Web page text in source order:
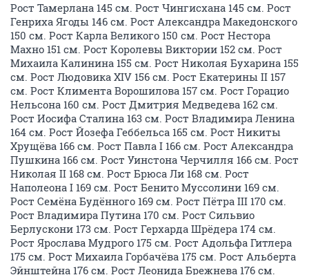
Рост Тамерлана 145 см. Рост Чингисхана 145 см. Рост
Генриха Ягоды 146 см. Рост Александра Македонского
150 см. Рост Карла Великого 150 см. Рост Нестора
Махно 151 см. Рост Королевы Виктории 152 см. Рост
Михаила Калинина 155 см. Рост Николая Бухарина 155
см. Рост Людовика XIV 156 см. Рост Екатерины II 157
см. Рост Климента Ворошилова 157 см. Рост Горацио
Нельсона 160 см. Рост Дмитрия Медведева 162 см.
Рост Иосифа Сталина 163 см. Рост Владимира Ленина
164 см. Рост Йозефа Геббельса 165 см. Рост Никиты
Хрущёва 166 см. Рост Павла I 166 см. Рост Александра
Пушкина 166 см. Рост Уинстона Черчилля 166 см. Рост
Николая II 168 см. Рост Брюса Ли 168 см. Рост
Наполеона I 169 см. Рост Бенито Муссолини 169 см.
Рост Семёна Будённого 169 см. Рост Пётра III 170 см.
Рост Владимира Путина 170 см. Рост Сильвио
Берлускони 173 см. Рост Герхарда Шрёдера 174 см.
Рост Ярослава Мудрого 175 см. Рост Адольфа Гитлера
175 см. Рост Михаила Горбачёва 175 см. Рост Альберта
Эйнштейна 176 см. Рост Леонида Брежнева 176 см.